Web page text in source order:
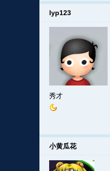
lyp123
秀才
小黄瓜花